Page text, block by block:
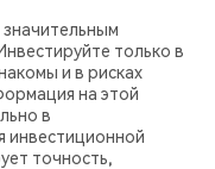
только в
и в рисках
на этой
в
инвестиционной
точность,